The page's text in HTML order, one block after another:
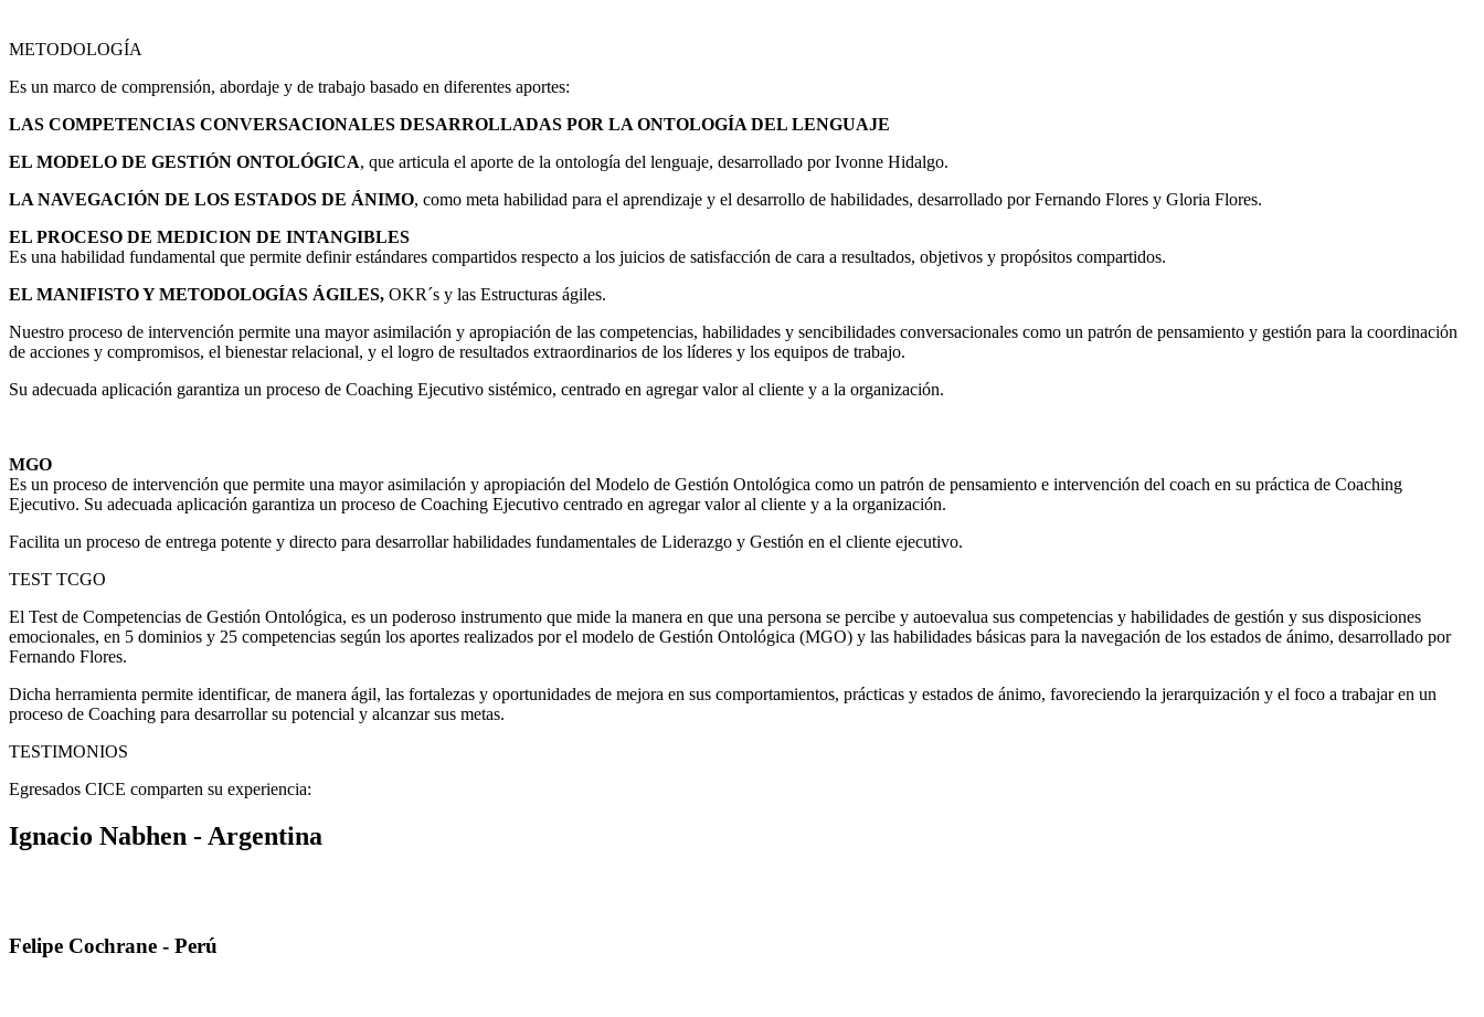
METODOLOGÍA
Es un marco de comprensión, abordaje y de trabajo basado en diferentes aportes:
LAS COMPETENCIAS CONVERSACIONALES DESARROLLADAS POR LA ONTOLOGÍA DEL LENGUAJE
EL MODELO DE GESTIÓN ONTOLÓGICA, que articula el aporte de la ontología del lenguaje, desarrollado por Ivonne Hidalgo.
LA NAVEGACIÓN DE LOS ESTADOS DE ÁNIMO, como meta habilidad para el aprendizaje y el desarrollo de habilidades, desarrollado por Fernando Flores y Gloria Flores.
EL PROCESO DE MEDICION DE INTANGIBLES
Es una habilidad fundamental que permite definir estándares compartidos respecto a los juicios de satisfacción de cara a resultados, objetivos y propósitos compartidos.
EL MANIFISTO Y METODOLOGÍAS ÁGILES, OKR´s y las Estructuras ágiles.
Nuestro proceso de intervención permite una mayor asimilación y apropiación de las competencias, habilidades y sencibilidades conversacionales como un patrón de pensamiento y gestión para la coordinación
de acciones y compromisos, el bienestar relacional, y el logro de resultados extraordinarios de los líderes y los equipos de trabajo.
Su adecuada aplicación garantiza un proceso de Coaching Ejecutivo sistémico, centrado en agregar valor al cliente y a la organización.
MGO
Es un proceso de intervención que permite una mayor asimilación y apropiación del Modelo de Gestión Ontológica como un patrón de pensamiento e intervención del coach en su práctica de Coaching
Ejecutivo. Su adecuada aplicación garantiza un proceso de Coaching Ejecutivo centrado en agregar valor al cliente y a la organización.
Facilita un proceso de entrega potente y directo para desarrollar habilidades fundamentales de Liderazgo y Gestión en el cliente ejecutivo.
TEST TCGO
El Test de Competencias de Gestión Ontológica, es un poderoso instrumento que mide la manera en que una persona se percibe y autoevalua sus competencias y habilidades de gestión y sus disposiciones
emocionales, en 5 dominios y 25 competencias según los aportes realizados por el modelo de Gestión Ontológica (MGO) y las habilidades básicas para la navegación de los estados de ánimo, desarrollado por
Fernando Flores.
Dicha herramienta permite identificar, de manera ágil, las fortalezas y oportunidades de mejora en sus comportamientos, prácticas y estados de ánimo, favoreciendo la jerarquización y el foco a trabajar en un
proceso de Coaching para desarrollar su potencial y alcanzar sus metas.
TESTIMONIOS
Egresados CICE comparten su experiencia:
Ignacio Nabhen - Argentina
Felipe Cochrane - Perú